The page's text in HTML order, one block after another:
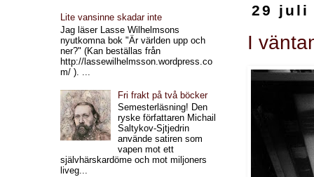
29 juli
I
Lite vansinne skadar inte
Jag läser Lasse Wilhelmsons
nyutkomna bok "Är världen upp och
ner?" (Kan beställas från
http://lassewilhelmsson.wordpress.co
m/ ). ...
Fri frakt på två böcker
Semesterläsning! Den
ryske författaren Michail
Saltykov-Sjtjedrin
använde satiren som
vapen mot ett
självhärskardöme och mot miljoners
liveg...